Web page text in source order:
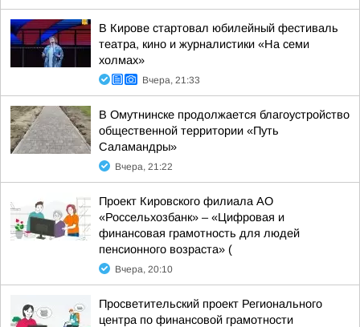
В Кирове стартовал юбилейный фестиваль
театра, кино и журналистики «На семи
холмах»
Вчера, 21:33
В Омутнинске продолжается благоустройство
общественной территории «Путь
Саламандры»
Вчера, 21:22
Проект Кировского филиала АО
«Россельхозбанк» – «Цифровая и
финансовая грамотность для людей
пенсионного возраста» (
Вчера, 20:10
Просветительский проект Регионального
центра по финансовой грамотности